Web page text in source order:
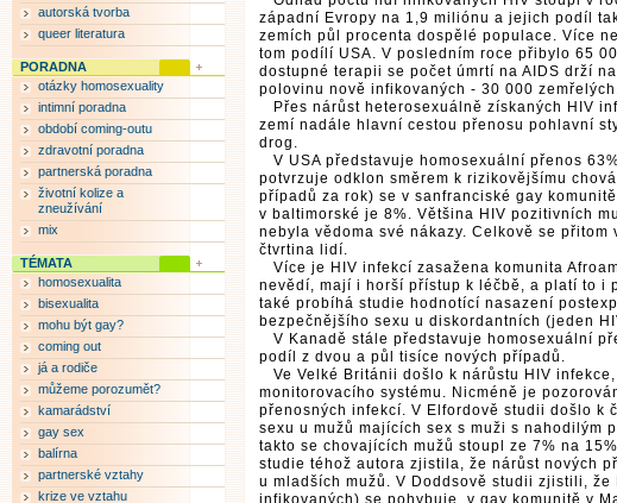
západní Evropy na 1,9 miliónu a jejich podíl
zemích půl procenta dospělé populace. Více
tom podílí USA. V posledním roce přibylo 65
dostupné terapii se počet úmrtí na AIDS drží
polovinu nově infikovaných - 30 000
Přes nárůst heterosexuálně získaných HIV
zemí nadále hlavní cestou přenosu pohlavní
drog.
V USA představuje homosexuální přenos
potvrzuje odklon směrem k rizikovějšímu
případů za rok) se v sanfranciské gay
v baltimorské je 8%. Většina HIV pozitivních
nebyla vědoma své nákazy. Celkově se
čtvrtina lidí.
Více je HIV infekcí zasažena komunita
nevědí, mají i horší přístup k léčbě, a platí to i
také probíhá studie hodnotící nasazení
bezpečnějšího sexu u diskordantních (jeden
V Kanadě stále představuje homosexuální
podíl z dvou a půl tisíce nových případů.
Ve Velké Británii došlo k nárůstu HIV
monitorovacího systému. Nicméně je
přenosných infekcí. V Elfordově studii došlo k
sexu u mužů majících sex s muži s nahodilým
takto se chovajících mužů stoupl ze 7% na
studie téhož autora zjistila, že nárůst nových
u mladších mužů. V Doddsově studii zjistili,
infikovaných) se pohybuje v gay komunitě v
autorská tvorba
queer literatura
PORADNA
otázky homosexuality
intimní poradna
období coming-outu
zdravotní poradna
partnerská poradna
životní kolize a
zneužívání
mix
TÉMATA
homosexualita
bisexualita
mohu být gay?
coming out
já a rodiče
můžeme porozumět?
kamarádství
gay sex
balírna
partnerské vztahy
krize ve vztahu